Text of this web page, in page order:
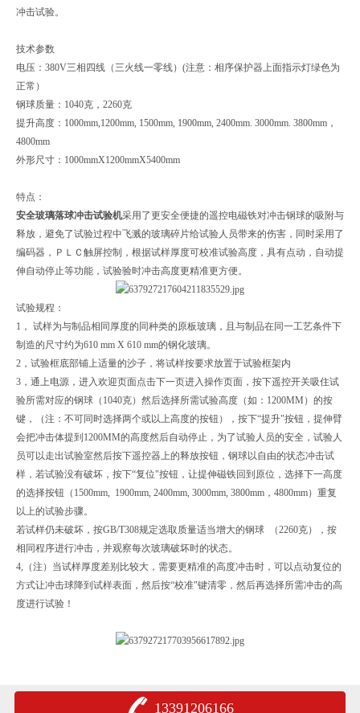
冲击试验。
技术参数
电压：380V三相四线（三火线一零线）(注意：相序保护器上面指示灯绿色为
正常）
钢球质量：1040克，2260克
提升高度：1000mm,1200mm, 1500mm, 1900mm, 2400mm. 3000mm. 3800mm，
4800mm
外形尺寸：1000mmX1200mmX5400mm
特点：
安全玻璃落球冲击试验机采用了更安全便捷的遥控电磁铁对冲击钢球的吸附与
释放，避免了试验过程中飞溅的玻璃碎片给试验人员带来的伤害，同时采用了
编码器，ＰＬＣ触屏控制，根据试样厚度可校准试验高度，具有点动，自动提
伸自动停止等功能，试验验时冲击高度更精准更方便。
试验规程：
1， 试样为与制品相同厚度的同种类的原板玻璃，且与制品在同一工艺条件下
制造的尺寸约为610 mm X 610 mm的钢化玻璃。
2，试验框底部铺上适量的沙子，将试样按要求放置于试验框架内
3，通上电源，进入欢迎页面点击下一页进入操作页面，按下遥控开关吸住试
验所需对应的钢球（1040克）然后选择所需试验高度（如：1200MM）的按
键，（注：不可同时选择两个或以上高度的按钮），按下“提升"按钮，提伸臂
会把冲击体提到1200MM的高度然后自动停止，为了试验人员的安全，试验人
员可以走出试验室然后按下遥控器上的释放按钮，钢球以自由的状态冲击试
样，若试验没有破坏，按下“复位"按钮，让提伸磁铁回到原位，选择下一高度
的选择按钮（1500mm, 1900mm, 2400mm, 3000mm, 3800mm，4800mm）重复
以上的试验步骤。
若试样仍未破坏，按GB/T308规定选取质量适当增大的钢球 （2260克），按
相同程序进行冲击，并观察每次玻璃破坏时的状态。
4,（注）当试样厚度差别比较大，需要更精准的高度冲击时，可以点动复位的
方式让冲击球降到试样表面，然后按“校准"键清零，然后再选择所需冲击的高
度进行试验！
13391206166